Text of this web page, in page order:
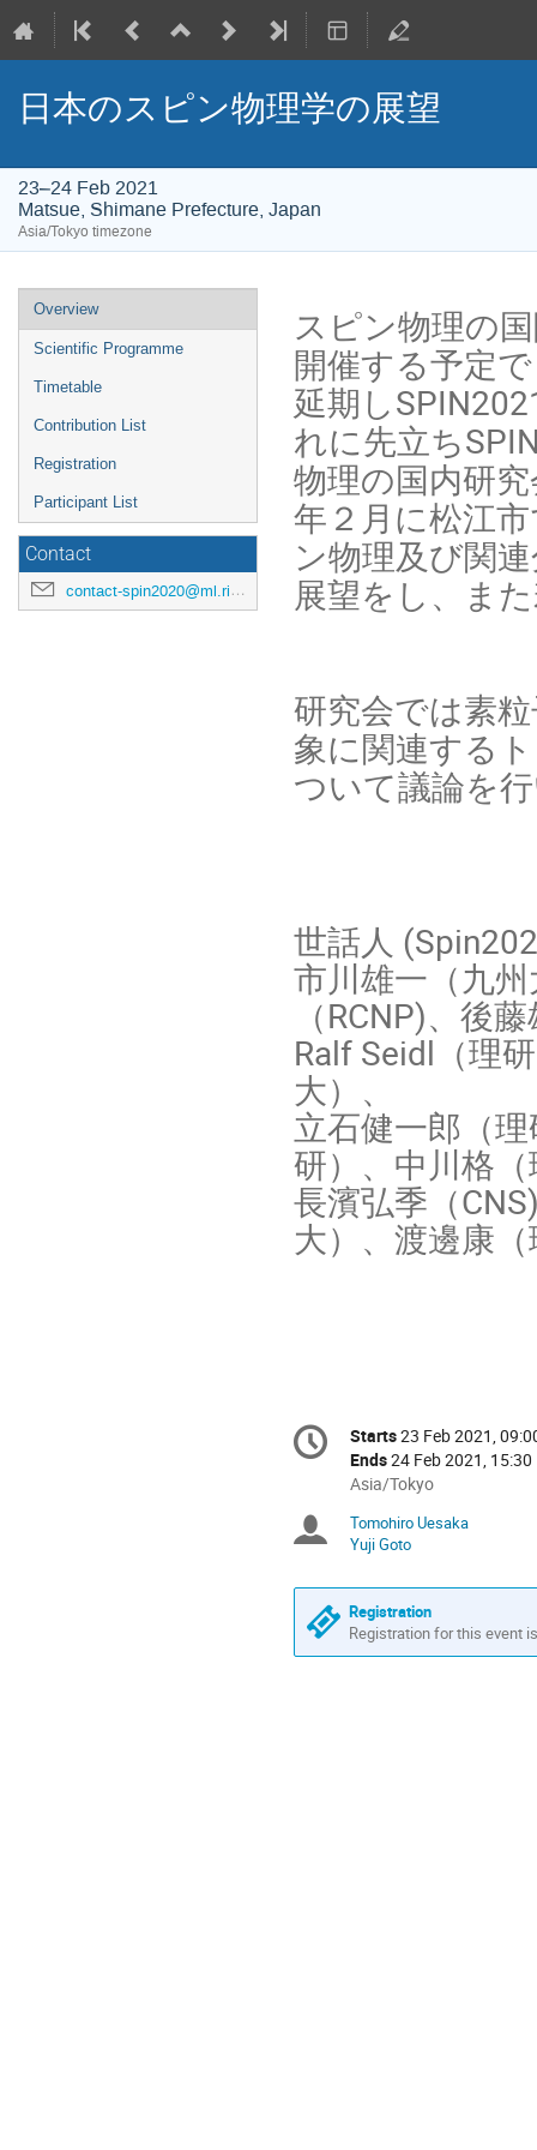
日本のスピン物理学の展望
23–24 Feb 2021
Matsue, Shimane Prefecture, Japan
Asia/Tokyo timezone
Event
menu
Overview
Scientific Programme
Timetable
Contribution List
Registration
Participant List
Contact
contact-spin2020@ml.riken.jp
スピン物理の
開催する予定
延期し
れに先立ち
物理の国内研
年２月に松江
ン物理及び関
展望をし、ま
研究会では素
象に関連する
ついて議論を
世話人
市川雄一（九
（RCNP)、後
Ralf Seidl（理
大）、
立石健一郎（
研）、中川格
長濱弘季（
大）、渡邊康
Conference
information
Date/Time
Starts23 Feb 2021,
Ends24 Feb 2021, 15:30
All
are
in
Asia/Tokyo
Chairpersons
Tomohiro Uesaka
Yuji Goto
Registration
Registration for this event